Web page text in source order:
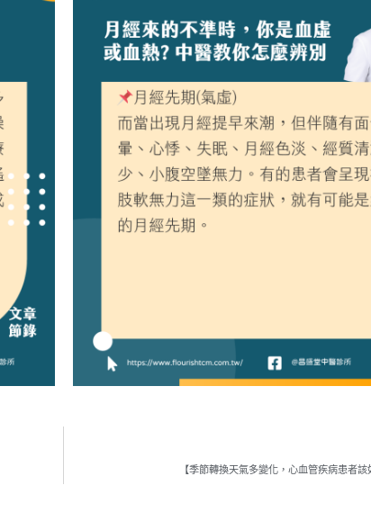
【季節轉換天氣多變化，心血管疾病患者